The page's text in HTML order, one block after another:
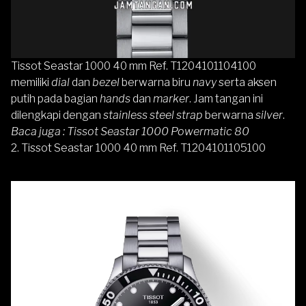
Tissot Seastar 1000 40 mm Ref. T1204101104100
memiliki dialdan bezelberwarna biru navyserta aksen
putih pada bagian handsdan marker. Jam tangan ini
dilengkapi dengan stainless steel strap berwarna silver.
Baca juga : Tissot Seastar 1000 Powermatic 80
2. Tissot Seastar 1000 40 mm Ref. T1204101105100